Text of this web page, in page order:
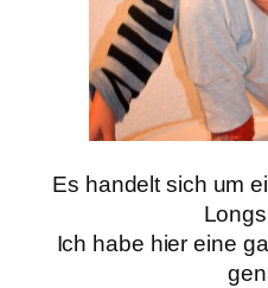
Es handelt sich um
Ich habe hier eine